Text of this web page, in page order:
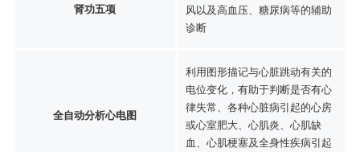
肾功五项
风以及高血压、糖尿病等的辅助
诊断
全自动分析心电图
利用图形描记与心脏跳动有关的
电位变化，有助于判断是否有心
律失常、各种心脏病引起的心房
或心室肥大、心肌炎、心肌缺
血、心肌梗塞及全身性疾病引起